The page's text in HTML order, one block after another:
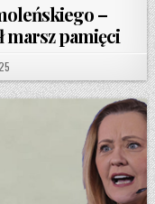
–
marsz pamięci
DATE: